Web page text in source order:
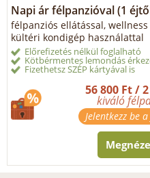
Napi ár félpanzióval (1
félpanziós ellátással,
kültéri kondigép használattal
Előrefizetés nélkül foglalható
Kötbérmentes lemondás
Fizethetsz SZÉP kártyával is
56 800 Ft /
kiváló
Jelentkezz be